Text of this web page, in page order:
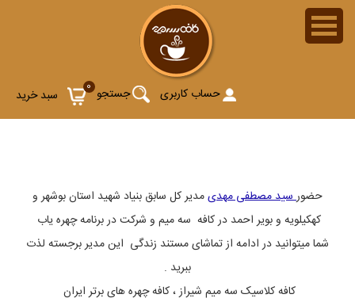
0 سبد خرید جستجو حساب کاربری
سید مصطفی مهدی مدیر برتر دولتی استان بوشهر در کافه سه
میم
حضورسید مصطفی مهدیمدیر کل سابق بنیاد شهید استان بوشهر و
کهکیلویه و بویر احمد در کافه سه میم و شرکت در برنامه چهره یاب
شما میتوانید در ادامه از تماشای مستند زندگی این مدیر برجسته لذت
ببرید .
کافه کلاسیک سه میم شیراز ، کافه چهره های برتر ایران